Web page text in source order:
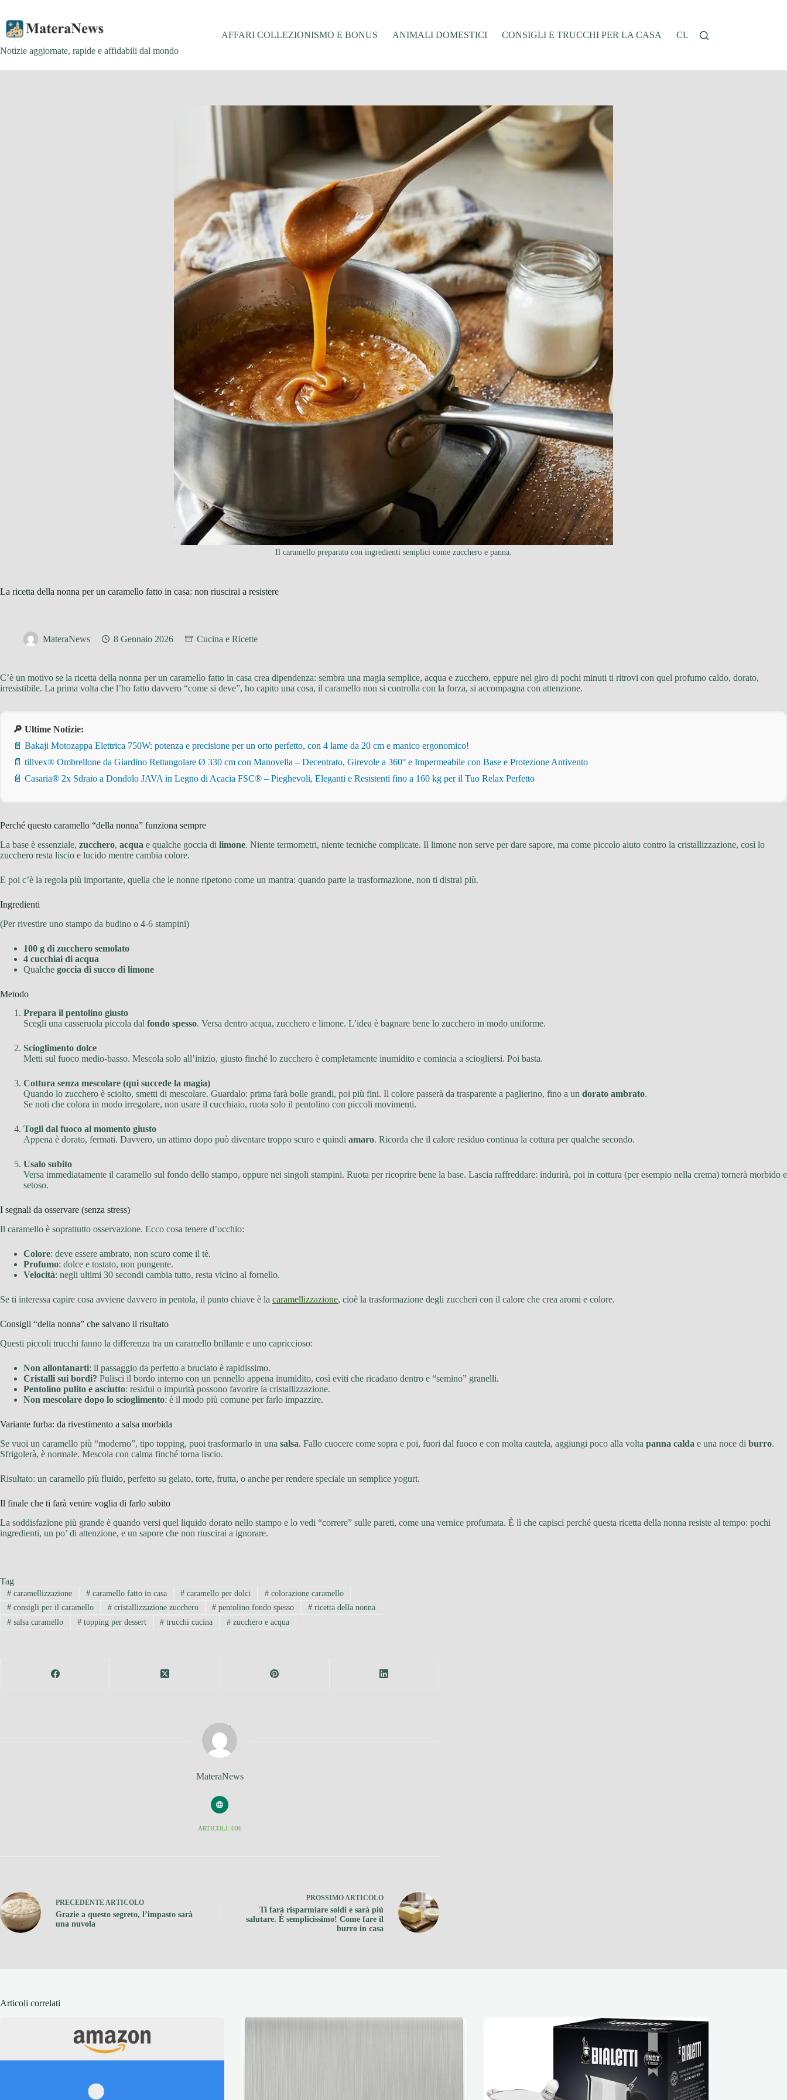
contenuto
Notizie aggiornate, rapide e affidabili dal mondo
AFFARI COLLEZIONISMO E BONUS ANIMALI DOMESTICI CONSIGLI E TRUCCHI PER LA CASA CUCINA E RICETTE
Il caramello preparato con ingredienti semplici come zucchero e panna.
La ricetta della nonna per un caramello fatto in casa: non riuscirai a resistere
MateraNews 8 Gennaio 2026 Cucina e Ricette
C’è un motivo se la ricetta della nonna per un caramello fatto in casa crea dipendenza: sembra una magia semplice, acqua e zucchero, eppure nel giro di pochi minuti ti ritrovi con quel profumo caldo, dorato,
irresistibile. La prima volta che l’ho fatto davvero “come si deve”, ho capito una cosa, il caramello non si controlla con la forza, si accompagna con attenzione.
🔎 Ultime Notizie:
📄 Bakaji Motozappa Elettrica 750W: potenza e precisione per un orto perfetto, con 4 lame da 20 cm e manico ergonomico!
📄 tillvex® Ombrellone da Giardino Rettangolare Ø 330 cm con Manovella – Decentrato, Girevole a 360° e Impermeabile con Base e Protezione Antivento
📄 Casaria® 2x Sdraio a Dondolo JAVA in Legno di Acacia FSC® – Pieghevoli, Eleganti e Resistenti fino a 160 kg per il Tuo Relax Perfetto
Perché questo caramello “della nonna” funziona sempre
La base è essenziale, zucchero, acqua e qualche goccia di limone. Niente termometri, niente tecniche complicate. Il limone non serve per dare sapore, ma come piccolo aiuto contro la cristallizzazione, così lo
zucchero resta liscio e lucido mentre cambia colore.
E poi c’è la regola più importante, quella che le nonne ripetono come un mantra: quando parte la trasformazione, non ti distrai più.
Ingredienti
(Per rivestire uno stampo da budino o 4-6 stampini)
100 g di zucchero semolato
4 cucchiai di acqua
Qualche goccia di succo di limone
Metodo
Prepara il pentolino giusto
Scegli una casseruola piccola dal fondo spesso. Versa dentro acqua, zucchero e limone. L’idea è bagnare bene lo zucchero in modo uniforme.
Scioglimento dolce
Metti sul fuoco medio-basso. Mescola solo all’inizio, giusto finché lo zucchero è completamente inumidito e comincia a sciogliersi. Poi basta.
Cottura senza mescolare (qui succede la magia)
Quando lo zucchero è sciolto, smetti di mescolare. Guardalo: prima farà bolle grandi, poi più fini. Il colore passerà da trasparente a paglierino, fino a un dorato ambrato.
Se noti che colora in modo irregolare, non usare il cucchiaio, ruota solo il pentolino con piccoli movimenti.
Togli dal fuoco al momento giusto
Appena è dorato, fermati. Davvero, un attimo dopo può diventare troppo scuro e quindi amaro. Ricorda che il calore residuo continua la cottura per qualche secondo.
Usalo subito
Versa immediatamente il caramello sul fondo dello stampo, oppure nei singoli stampini. Ruota per ricoprire bene la base. Lascia raffreddare: indurirà, poi in cottura (per esempio nella crema) tornerà morbido e
setoso.
I segnali da osservare (senza stress)
Il caramello è soprattutto osservazione. Ecco cosa tenere d’occhio:
Colore: deve essere ambrato, non scuro come il tè.
Profumo: dolce e tostato, non pungente.
Velocità: negli ultimi 30 secondi cambia tutto, resta vicino al fornello.
Se ti interessa capire cosa avviene davvero in pentola, il punto chiave è la caramellizzazione, cioè la trasformazione degli zuccheri con il calore che crea aromi e colore.
Consigli “della nonna” che salvano il risultato
Questi piccoli trucchi fanno la differenza tra un caramello brillante e uno capriccioso:
Non allontanarti: il passaggio da perfetto a bruciato è rapidissimo.
Cristalli sui bordi? Pulisci il bordo interno con un pennello appena inumidito, così eviti che ricadano dentro e “semino” granelli.
Pentolino pulito e asciutto: residui o impurità possono favorire la cristallizzazione.
Non mescolare dopo lo scioglimento: è il modo più comune per farlo impazzire.
Variante furba: da rivestimento a salsa morbida
Se vuoi un caramello più “moderno”, tipo topping, puoi trasformarlo in una salsa. Fallo cuocere come sopra e poi, fuori dal fuoco e con molta cautela, aggiungi poco alla volta panna calda e una noce di burro.
Sfrigolerà, è normale. Mescola con calma finché torna liscio.
Risultato: un caramello più fluido, perfetto su gelato, torte, frutta, o anche per rendere speciale un semplice yogurt.
Il finale che ti farà venire voglia di farlo subito
La soddisfazione più grande è quando versi quel liquido dorato nello stampo e lo vedi “correre” sulle pareti, come una vernice profumata. È lì che capisci perché questa ricetta della nonna resiste al tempo: pochi
ingredienti, un po’ di attenzione, e un sapore che non riuscirai a ignorare.
Tag
#caramellizzazione #caramello fatto in casa # caramello per dolci # colorazione caramello
#consigli per il caramello #cristallizzazione zucchero # pentolino fondo spesso # ricetta della nonna
#salsa caramello #topping per dessert # trucchi cucina # zucchero e acqua
MateraNews
ARTICOLI: 606
PRECEDENTE ARTICOLO
Grazie a questo segreto, l’impasto sarà
una nuvola
PROSSIMO ARTICOLO
Ti farà risparmiare soldi e sarà più
salutare. È semplicissimo! Come fare il
burro in casa
Articoli correlati